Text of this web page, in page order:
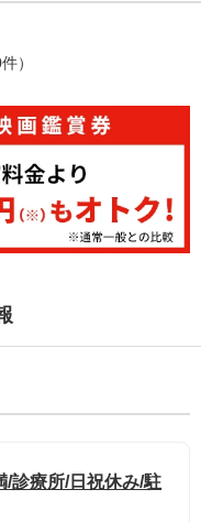
）
/診療所/日祝休み/駐